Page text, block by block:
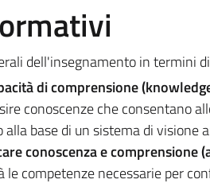
dell'insegnamento in termini
di comprensione
conoscenze che consentano
alla base di un sistema di visione
conoscenza e
le competenze necessarie per